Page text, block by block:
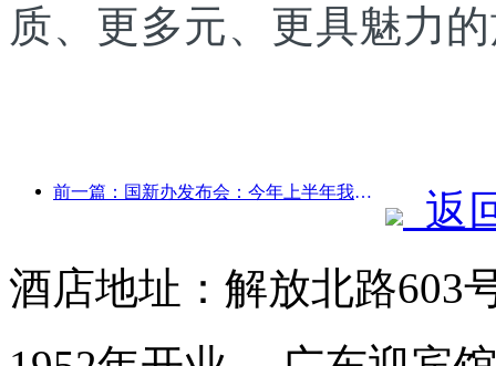
质、更多元、更具魅力
前一篇：国新办发布会：今年上半年我国跨境旅行收入增长42%
返
酒店地址：解放北路603